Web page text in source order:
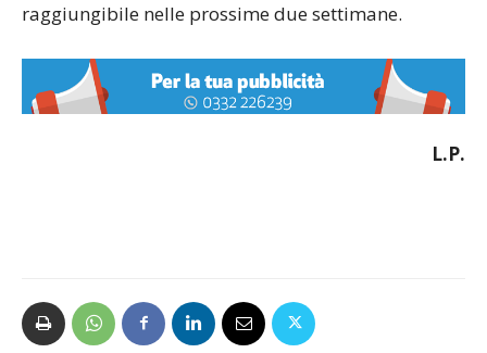
raggiungibile nelle prossime due settimane.
L.P.